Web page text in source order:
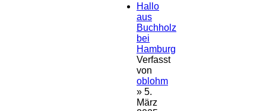
Hallo
aus
Buchholz
bei
Hamburg
Verfasst
von
oblohm
» 5.
März